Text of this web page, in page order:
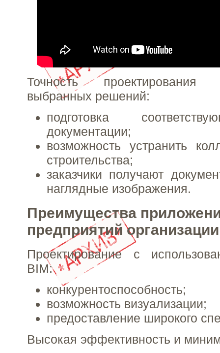
Точность
выбранных решений:
подготовка
документации;
возможность устранить
строительства;
заказчики получают
наглядные изображения.
Преимущества
предприятий организации
Проектирование с
BIM:
конкурентоспособность;
возможность визуализации;
предоставление широкого
Высокая эффективность и